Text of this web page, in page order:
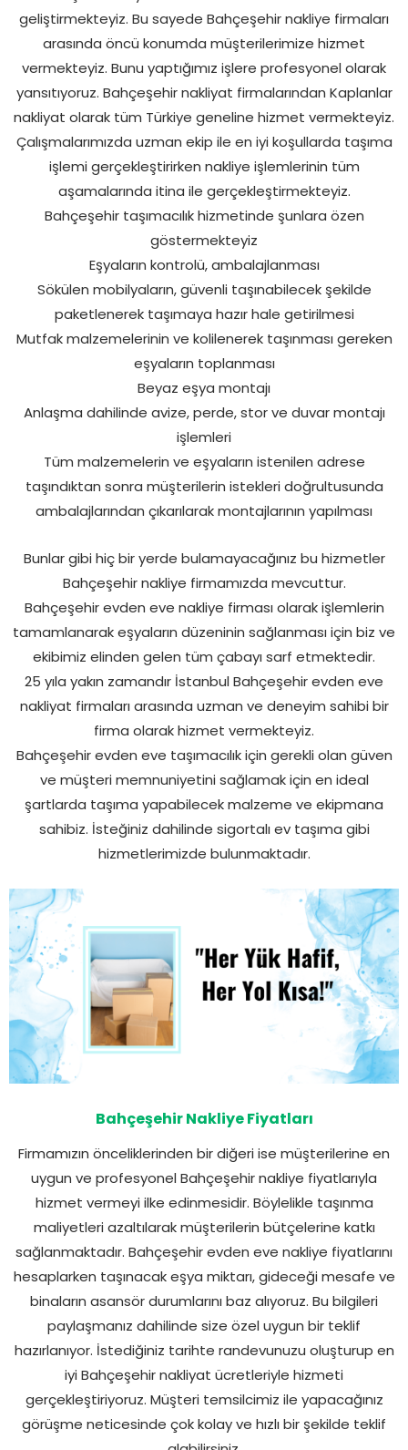
geliştirmekteyiz. Bu sayede Bahçeşehir nakliye firmaları
arasında öncü konumda müşterilerimize hizmet
vermekteyiz. Bunu yaptığımız işlere profesyonel olarak
yansıtıyoruz. Bahçeşehir nakliyat firmalarından Kaplanlar
nakliyat olarak tüm Türkiye geneline hizmet vermekteyiz.
Çalışmalarımızda uzman ekip ile en iyi koşullarda taşıma
işlemi gerçekleştirirken nakliye işlemlerinin tüm
aşamalarında itina ile gerçekleştirmekteyiz.
Bahçeşehir taşımacılık hizmetinde şunlara özen
göstermekteyiz
Eşyaların kontrolü, ambalajlanması
Sökülen mobilyaların, güvenli taşınabilecek şekilde
paketlenerek taşımaya hazır hale getirilmesi
Mutfak malzemelerinin ve kolilenerek taşınması gereken
eşyaların toplanması
Beyaz eşya montajı
Anlaşma dahilinde avize, perde, stor ve duvar montajı
işlemleri
Tüm malzemelerin ve eşyaların istenilen adrese
taşındıktan sonra müşterilerin istekleri doğrultusunda
ambalajlarından çıkarılarak montajlarının yapılması
Bunlar gibi hiç bir yerde bulamayacağınız bu hizmetler
Bahçeşehir nakliye firmamızda mevcuttur.
Bahçeşehir evden eve nakliye firması olarak işlemlerin
tamamlanarak eşyaların düzeninin sağlanması için biz ve
ekibimiz elinden gelen tüm çabayı sarf etmektedir.
25 yıla yakın zamandır İstanbul Bahçeşehir evden eve
nakliyat firmaları arasında uzman ve deneyim sahibi bir
firma olarak hizmet vermekteyiz.
Bahçeşehir evden eve taşımacılık için gerekli olan güven
ve müşteri memnuniyetini sağlamak için en ideal
şartlarda taşıma yapabilecek malzeme ve ekipmana
sahibiz. İsteğiniz dahilinde sigortalı ev taşıma gibi
hizmetlerimizde bulunmaktadır.
Bahçeşehir Nakliye Fiyatları
Firmamızın önceliklerinden bir diğeri ise müşterilerine en
uygun ve profesyonel Bahçeşehir nakliye fiyatlarıyla
hizmet vermeyi ilke edinmesidir. Böylelikle taşınma
maliyetleri azaltılarak müşterilerin bütçelerine katkı
sağlanmaktadır. Bahçeşehir evden eve nakliye fiyatlarını
hesaplarken taşınacak eşya miktarı, gideceği mesafe ve
binaların asansör durumlarını baz alıyoruz. Bu bilgileri
paylaşmanız dahilinde size özel uygun bir teklif
hazırlanıyor. İstediğiniz tarihte randevunuzu oluşturup en
iyi Bahçeşehir nakliyat ücretleriyle hizmeti
gerçekleştiriyoruz. Müşteri temsilcimiz ile yapacağınız
görüşme neticesinde çok kolay ve hızlı bir şekilde teklif